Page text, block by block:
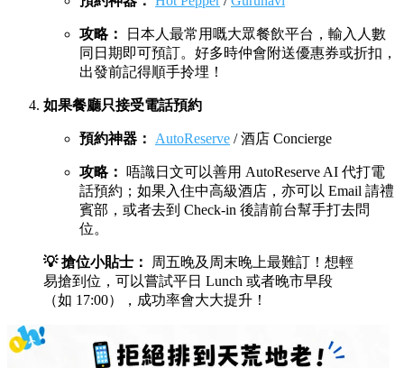
想食神級燒肉但怕摸門釘？按你想食嘅餐廳類型，用啱以下神
頂級 A5 和牛神店 (例：Ushigoro、Yoroniku)
預約神器： TableCheck
攻略：日本高級餐廳常用平台，介面相對易用。
熱門時段通常要提早 1-2 個月留意開位，部分餐廳
需要綁定信用卡扣訂金，見到有位就要即刻
Book！
Tabelog 人氣名店 / 平價名店 (例：敘敘苑、KINTAN)
預約神器： Tabelog 官網/ 餐廳官方網站
攻略：
可以先用 Tabelog 睇評價，有「予約」按鈕
置，特別係 Lunch 時段往往最易搶到。